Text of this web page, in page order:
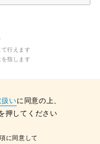
行えます
指します
いに同意の上、
押してください
に同意して